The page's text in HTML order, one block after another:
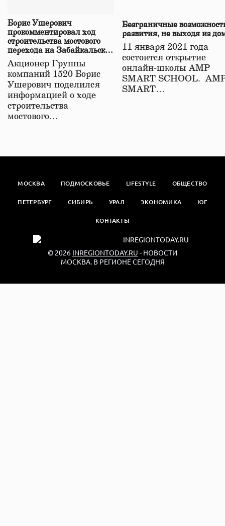
Борис Ушерович
прокомментировал ход
строительства мостового
перехода на Забайкальской
железной дороге
Акционер Группы
компаний 1520 Борис
Ушерович поделился
информацией о ходе
строительства
мостового…
Безграничные
развития, не выходя из
11 января 2021 года
состоится открытие
онлайн-школы АМР
SMART SCHOOL.
SMART…
МОСКВА ПОДМОСКОВЬЕ LIFESTYLE ОБЩЕСТВО
ПЕТЕРБУРГ СИБИРЬ УРАЛ ЭКОНОМИКА ЮГ
КОНТАКТЫ
© 2026 INREGIONTODAY.RU - НОВОСТИ
МОСКВА. В РЕГИОНЕ СЕГОДНЯ